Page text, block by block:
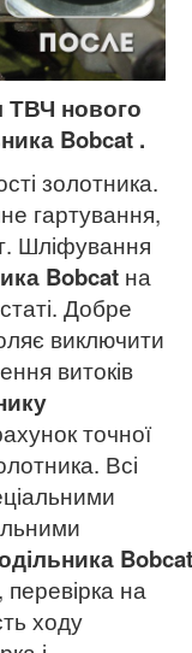
ТВЧ нового
Bobcat .
золотника.
гартування,
Шліфування
Bobcat на
Добре
виключити
витоків
точної
Всі
на
ходу